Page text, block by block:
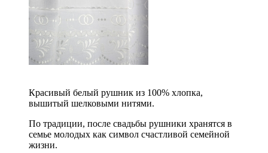
Красивый белый рушник из 100% хлопка,
вышитый шелковыми нитями.
По традиции, после свадьбы рушники хранятся в
семье молодых как символ счастливой семейной
жизни.